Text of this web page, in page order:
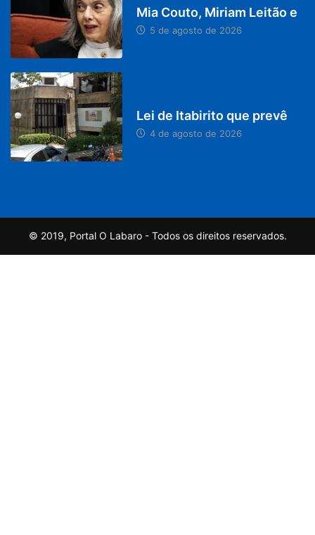
Mia Couto, Miriam Leitão e
5 de agosto de 2026
Lei de Itabirito que prevê
4 de agosto de 2026
© 2019, Portal O Labaro - Todos os direitos reservados.